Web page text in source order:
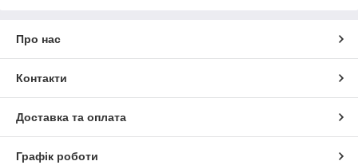
Про нас
Контакти
Доставка та оплата
Графік роботи